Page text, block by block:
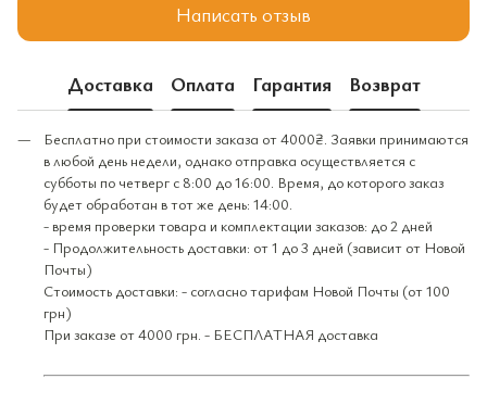
Написать отзыв
Доставка Оплата Гарантия Возврат
Бесплатно при стоимости заказа от 4000₴. Заявки принимаются
в любой день недели, однако отправка осуществляется с
субботы по четверг с 8:00 до 16:00. Время, до которого заказ
будет обработан в тот же день: 14:00.
- время проверки товара и комплектации заказов: до 2 дней
- Продолжительность доставки: от 1 до 3 дней (зависит от Новой
Почты)
Стоимость доставки: - согласно тарифам Новой Почты (от 100
грн)
При заказе от 4000 грн. - БЕСПЛАТНАЯ доставка